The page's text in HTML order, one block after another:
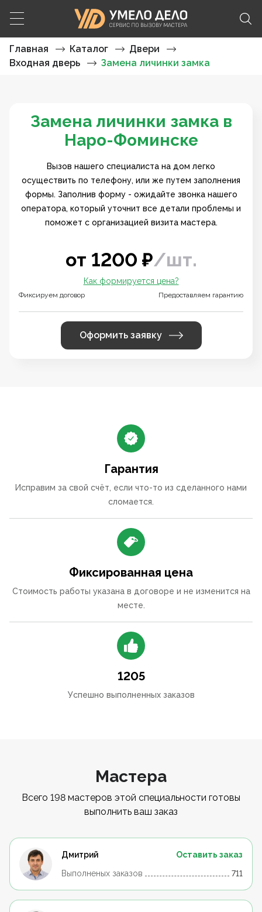
Главная Каталог
Двери
Входная дверь
Замена личинки замка
Замена личинки замка в
Наро-Фоминске
Вызов нашего специалиста на дом легко
осуществить по телефону, или же путем заполнения
формы. Заполнив форму - ожидайте звонка нашего
оператора, который уточнит все детали проблемы и
поможет с организацией визита мастера.
от 1200 ₽/шт.
Фиксируем договор
Как формируется цена?
Предоставляем гарантию
Оформить заявку
Гарантия
Исправим за свой счёт, если что-то из сделанного нами
сломается.
Фиксированная цена
Стоимость работы указана в договоре и не изменится на
месте.
1205
Успешно выполненных заказов
Мастера
Всего 198 мастеров этой специальности готовы
выполнить ваш заказ
Дмитрий
Оставить заказ
Выполненых заказов
711